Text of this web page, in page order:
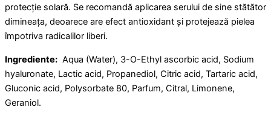
protecție solară. Se recomandă aplicarea serului de sine stătător
dimineața, deoarece are efect antioxidant și protejează pielea
împotriva radicalilor liberi.
Ingrediente: Aqua (Water), 3-O-Ethyl ascorbic acid, Sodium
hyaluronate, Lactic acid, Propanediol, Citric acid, Tartaric acid,
Gluconic acid, Polysorbate 80, Parfum, Citral, Limonene,
Geraniol.